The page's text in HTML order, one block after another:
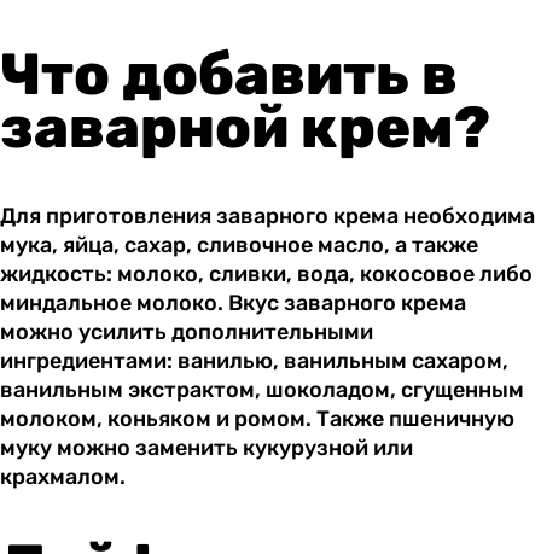
Что добавить в
заварной крем?
Для приготовления заварного крема необходима
мука, яйца, сахар, сливочное масло, а также
жидкость: молоко, сливки, вода, кокосовое либо
миндальное молоко. Вкус заварного крема
можно усилить дополнительными
ингредиентами: ванилью, ванильным сахаром,
ванильным экстрактом, шоколадом, сгущенным
молоком, коньяком и ромом. Также пшеничную
муку можно заменить кукурузной или
крахмалом.